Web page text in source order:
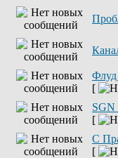
Флуд
[
SGN
[
С
[